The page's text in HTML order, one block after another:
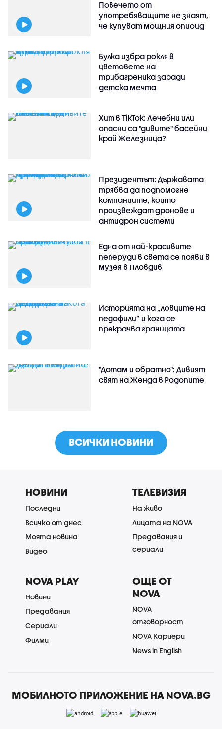
Повечето от
употребяващите не знаят,
че купуват мощния опиоид
Булка избра рокля в
цветовете на
трибагреника заради
детска мечта
Хит в TikTok: Лечебни или
опасни са "дивите" басейни
край Железница?
Президентът: Държавата
трябва да подпомогне
компаниите, които
произвеждат дронове и
антидрон системи
Една от най-красивите
пеперуди в света се появи в
музея в Пловдив
Историята на „ловците на
педофили” и кога се
прекрачва границата
"Дотам и обратно": Дивият
свят на Женда в Родопите
ВСИЧКИ НОВИНИ
НОВИНИ
Последни
Всичко от днес
Моята новина
Видео
ТЕЛЕВИЗИЯ
На живо
Лицата на NOVA
Предавания и
сериали
NOVA PLAY
Новини
Предавания
Сериали
Филми
ОЩЕ ОТ
NOVA
NOVA
отговорност
NOVA Кариери
News in English
МОБИЛНОТО ПРИЛОЖЕНИЕ НА NOVA.BG